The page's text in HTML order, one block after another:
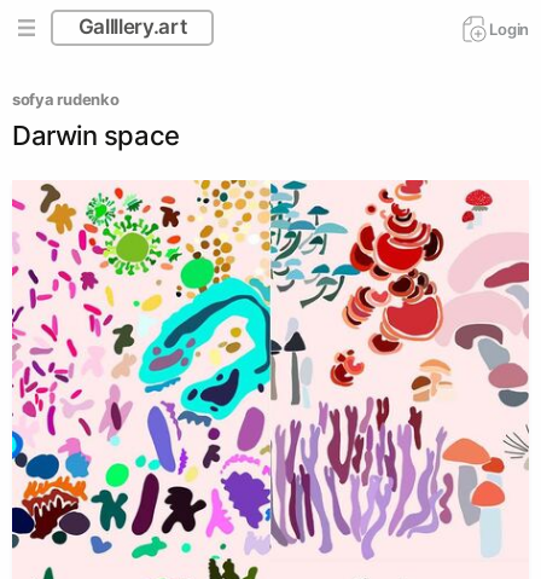
Gallllery.art Login
sofya rudenko
Darwin space